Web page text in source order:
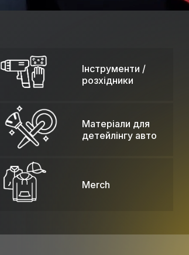
Інструменти /
розхідники
Матеріали для
детейлінгу авто
Merch